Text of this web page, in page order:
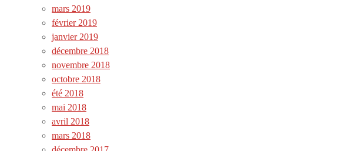
mars 2019
février 2019
janvier 2019
décembre 2018
novembre 2018
octobre 2018
été 2018
mai 2018
avril 2018
mars 2018